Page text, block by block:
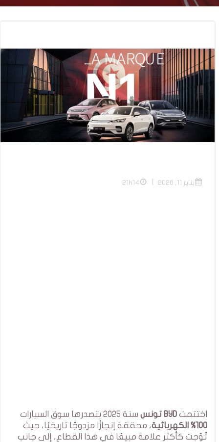
يناير 11, 2026 21h14
اختتمت BYD تونس
سنة 2025 بتصدرها سوق السيارات
100% الكهربائية
، محققة إنجازًا مزدوجًا تاريخيًا، حيث
تُوّجت كأكثر علامة مبيعًا في هذا القطاع، إلى جانب